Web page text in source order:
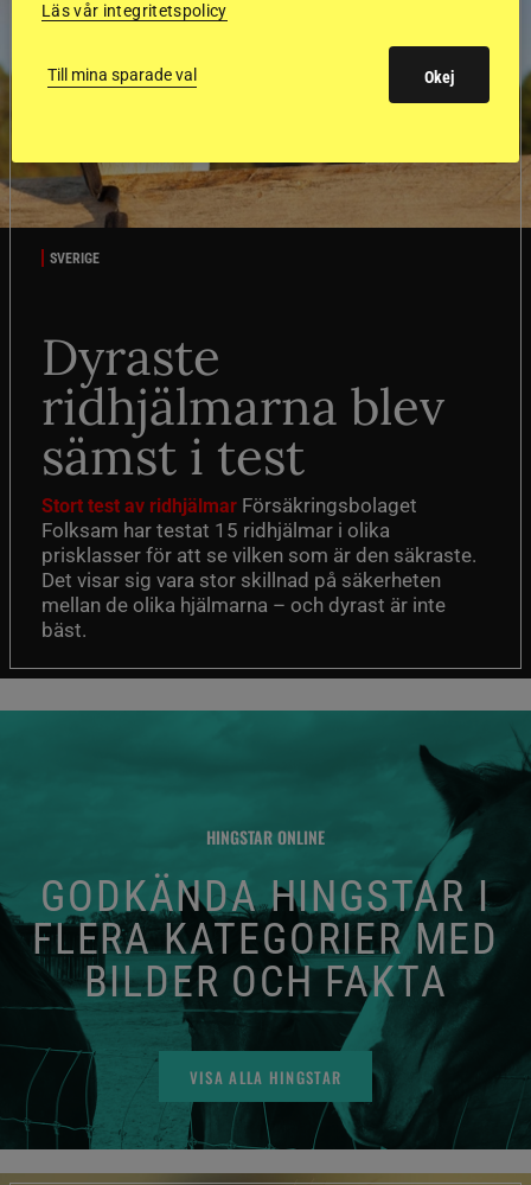
SVERIGE
Dyraste
ridhjälmarna blev
sämst i test
Stort test av ridhjälmar Försäkringsbolaget
Folksam har testat 15 ridhjälmar i olika
prisklasser för att se vilken som är den säkraste.
Det visar sig vara stor skillnad på säkerheten
mellan de olika hjälmarna – och dyrast är inte
bäst.
HINGSTAR ONLINE
GODKÄNDA HINGSTAR I
FLERA KATEGORIER MED
BILDER OCH FAKTA
VISA ALLA HINGSTAR
Läs vår integritetspolicy
Till mina sparade val Okej